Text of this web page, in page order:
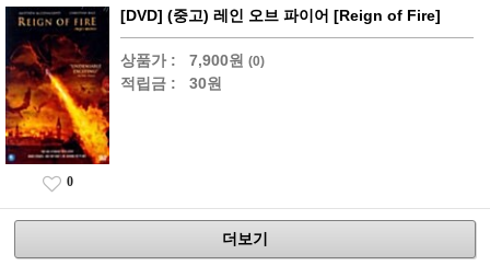
[DVD] (중고) 레인 오브 파이어 [Reign of Fire]
상품가 : 7,900원 (0)
적립금 : 30원
0
더보기